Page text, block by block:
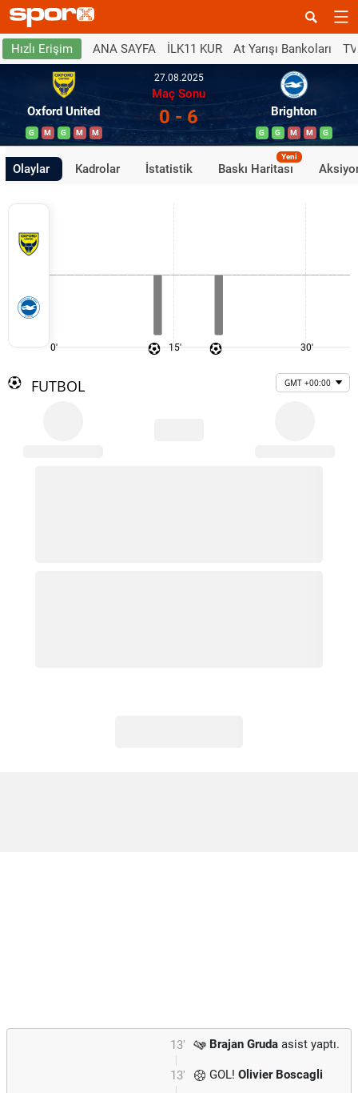
Hızlı Erişim ANA SAYFA İLK11 KUR At Yarışı Bankoları
Oxford United
G M G M M
27.08.2025
Maç Sonu
0 - 6 Brighton
G G M M G
Olaylar Kadrolar İstatistik Baskı Haritası
Yeni
0' 15' 30'
FUTBOL GMT +00:00
13' Brajan Gruda asist yaptı.
13' GOL! Olivier Boscagli